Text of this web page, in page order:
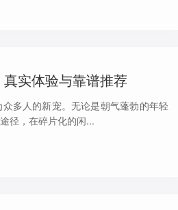
实体验与靠谱推荐
多人的新宠。无论是朝气蓬勃的年轻
径，在碎片化的闲...